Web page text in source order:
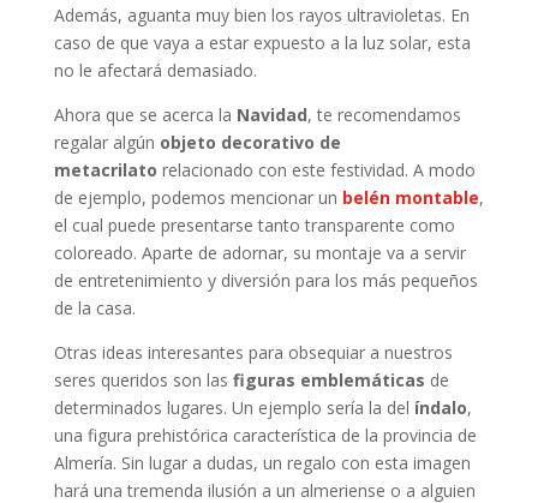
Además, aguanta muy bien los rayos ultravioletas. En
caso de que vaya a estar expuesto a la luz solar, esta
no le afectará demasiado.
Ahora que se acerca la Navidad, te recomendamos
regalar algún objeto decorativo de
metacrilato relacionado con este festividad. A modo
de ejemplo, podemos mencionar un belén montable,
el cual puede presentarse tanto transparente como
coloreado. Aparte de adornar, su montaje va a servir
de entretenimiento y diversión para los más pequeños
de la casa.
Otras ideas interesantes para obsequiar a nuestros
seres queridos son las figuras emblemáticas de
determinados lugares. Un ejemplo sería la del índalo,
una figura prehistórica característica de la provincia de
Almería. Sin lugar a dudas, un regalo con esta imagen
hará una tremenda ilusión a un almeriense o a alguien